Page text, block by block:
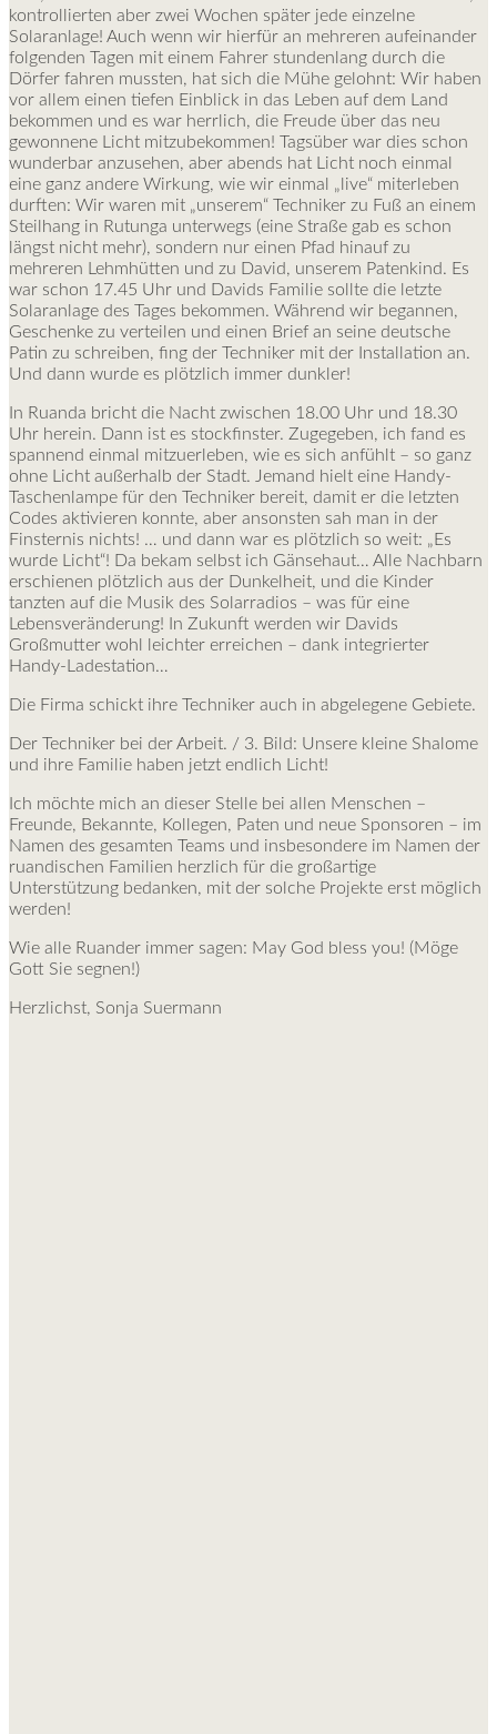
kontrollierten aber zwei Wochen später jede einzelne
Solaranlage! Auch wenn wir hierfür an mehreren aufeinander
folgenden Tagen mit einem Fahrer stundenlang durch die
Dörfer fahren mussten, hat sich die Mühe gelohnt: Wir haben
vor allem einen tiefen Einblick in das Leben auf dem Land
bekommen und es war herrlich, die Freude über das neu
gewonnene Licht mitzubekommen! Tagsüber war dies schon
wunderbar anzusehen, aber abends hat Licht noch einmal
eine ganz andere Wirkung, wie wir einmal „live“ miterleben
durften: Wir waren mit „unserem“ Techniker zu Fuß an einem
Steilhang in Rutunga unterwegs (eine Straße gab es schon
längst nicht mehr), sondern nur einen Pfad hinauf zu
mehreren Lehmhütten und zu David, unserem Patenkind. Es
war schon 17.45 Uhr und Davids Familie sollte die letzte
Solaranlage des Tages bekommen. Während wir begannen,
Geschenke zu verteilen und einen Brief an seine deutsche
Patin zu schreiben, fing der Techniker mit der Installation an.
Und dann wurde es plötzlich immer dunkler!
In Ruanda bricht die Nacht zwischen 18.00 Uhr und 18.30
Uhr herein. Dann ist es stockfinster. Zugegeben, ich fand es
spannend einmal mitzuerleben, wie es sich anfühlt – so ganz
ohne Licht außerhalb der Stadt. Jemand hielt eine Handy-
Taschenlampe für den Techniker bereit, damit er die letzten
Codes aktivieren konnte, aber ansonsten sah man in der
Finsternis nichts! … und dann war es plötzlich so weit: „Es
wurde Licht“! Da bekam selbst ich Gänsehaut… Alle Nachbarn
erschienen plötzlich aus der Dunkelheit, und die Kinder
tanzten auf die Musik des Solarradios – was für eine
Lebensveränderung! In Zukunft werden wir Davids
Großmutter wohl leichter erreichen – dank integrierter
Handy-Ladestation…
Die Firma schickt ihre Techniker auch in abgelegene Gebiete.
Der Techniker bei der Arbeit. / 3. Bild: Unsere kleine Shalome
und ihre Familie haben jetzt endlich Licht!
Ich möchte mich an dieser Stelle bei allen Menschen –
Freunde, Bekannte, Kollegen, Paten und neue Sponsoren – im
Namen des gesamten Teams und insbesondere im Namen der
ruandischen Familien herzlich für die großartige
Unterstützung bedanken, mit der solche Projekte erst möglich
werden!
Wie alle Ruander immer sagen: May God bless you! (Möge
Gott Sie segnen!)
Herzlichst, Sonja Suermann